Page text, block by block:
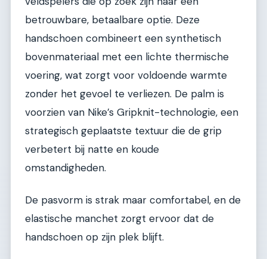
betrouwbare, betaalbare optie. Deze
handschoen combineert een synthetisch
bovenmateriaal met een lichte thermische
voering, wat zorgt voor voldoende warmte
zonder het gevoel te verliezen. De palm is
voorzien van Nike’s Gripknit-technologie, een
strategisch geplaatste textuur die de grip
verbetert bij natte en koude
omstandigheden.
De pasvorm is strak maar comfortabel, en de
elastische manchet zorgt ervoor dat de
handschoen op zijn plek blijft.